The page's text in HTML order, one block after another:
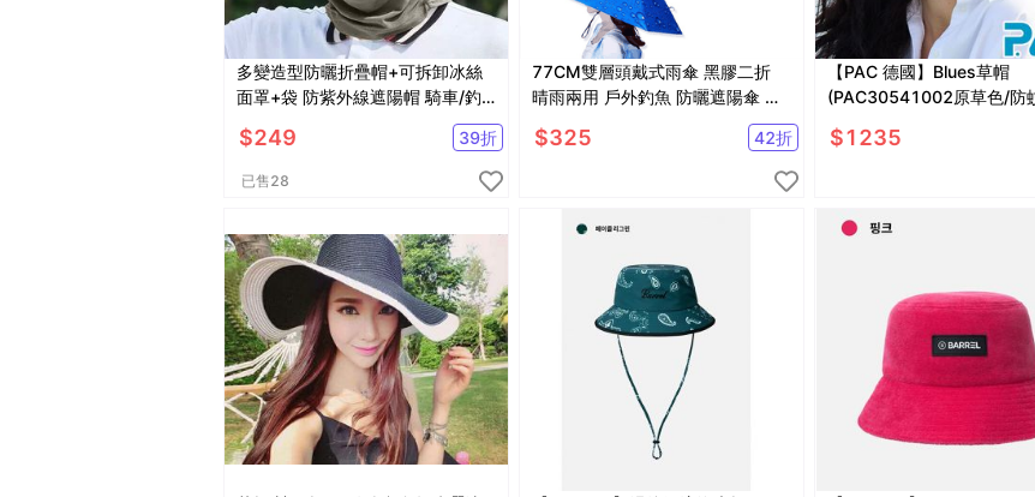
多變造型防曬折疊帽+可拆卸冰絲
面罩+袋 防紫外線遮陽帽 騎車/釣
$249 39折
已售28
77CM雙層頭戴式雨傘 黑膠二折
晴雨兩用 戶外釣魚 防曬遮陽傘 橡
$325 42折
【PAC 德國】Blues草帽
(PAC30541002原草色/防
$1235